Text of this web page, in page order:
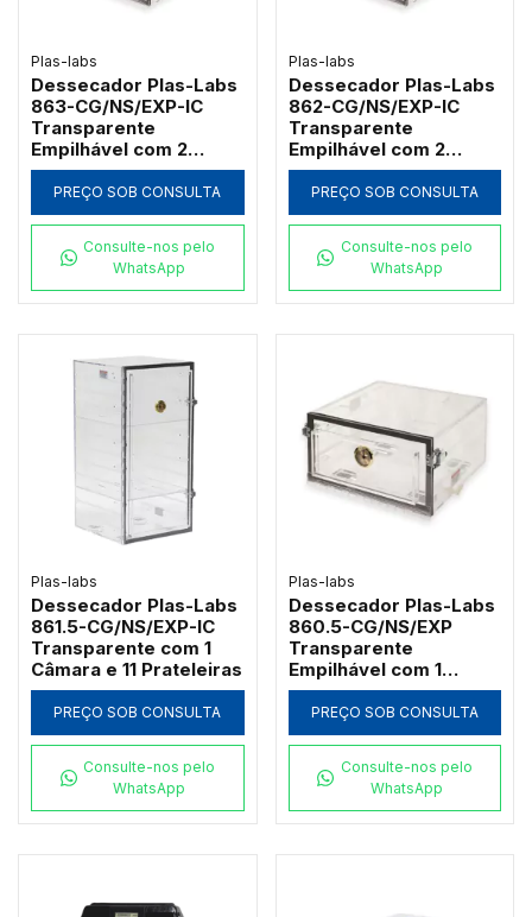
Plas-labs
Dessecador Plas-Labs
863-CG/NS/EXP-IC
Transparente
Empilhável com 2
Câmaras e 10
Prateleiras
PREÇO SOB CONSULTA
Consulte-nos pelo
WhatsApp
Plas-labs
Dessecador Plas-Labs
862-CG/NS/EXP-IC
Transparente
Empilhável com 2
Câmaras e 10
Prateleiras
PREÇO SOB CONSULTA
Consulte-nos pelo
WhatsApp
Plas-labs
Dessecador Plas-Labs
861.5-CG/NS/EXP-IC
Transparente com 1
Câmara e 11 Prateleiras
PREÇO SOB CONSULTA
Consulte-nos pelo
WhatsApp
Plas-labs
Dessecador Plas-Labs
860.5-CG/NS/EXP
Transparente
Empilhável com 1
Câmara e Higrômetro
PREÇO SOB CONSULTA
Consulte-nos pelo
WhatsApp